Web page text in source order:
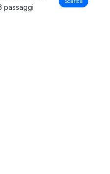
passaggi